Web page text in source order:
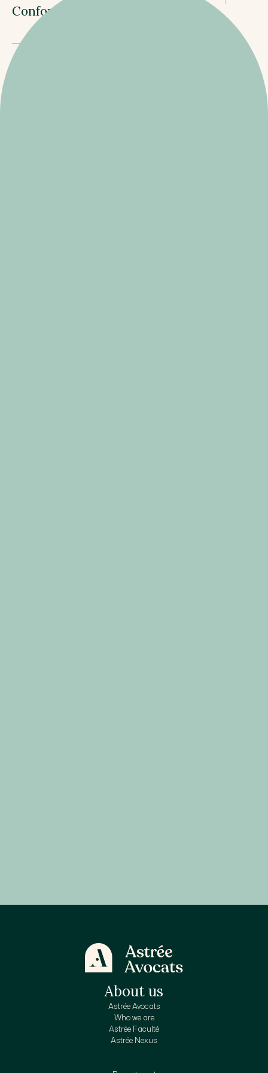
Conformité ?
Oui. Nous accompagnons nos clients dans la
préparation des dossiers documentaires demandés
par les assureurs et courtiers grossistes, y compris
About us
Astrée Avocats
Who we are
Astrée Faculté
Astrée Nexus